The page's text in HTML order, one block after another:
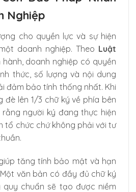
Nghiệp
cho quyền lực và sự hiện
doanh nghiệp. Theo Luật
hành, doanh nghiệp có quyền
thức, số lượng và nội dung
đảm bảo tính thống nhất. Khi
đè lên 1/3 chữ ký về phía bên
người ký đang thực hiện
tổ chức chứ không phải với tư
tăng tính bảo mật và hạn
văn bản có đầy đủ chữ ký
chuẩn sẽ tạo được niềm